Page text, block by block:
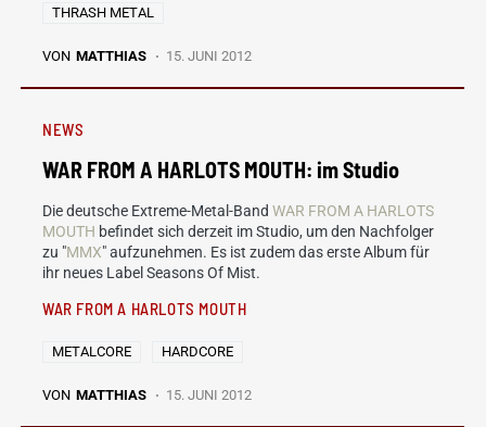
THRASH METAL
VON MATTHIAS 15. JUNI 2012
NEWS
WAR FROM A HARLOTS MOUTH: im Studio
Die deutsche Extreme-Metal-Band WAR FROM A HARLOTS
MOUTH befindet sich derzeit im Studio, um den Nachfolger
zu "MMX" aufzunehmen. Es ist zudem das erste Album für
ihr neues Label Seasons Of Mist.
WAR FROM A HARLOTS MOUTH
METALCORE HARDCORE
VON MATTHIAS 15. JUNI 2012